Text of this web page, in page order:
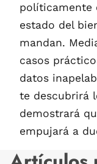
políticamente
estado del
mandan.
casos
datos
te descubrirá
demostrará
empujará a